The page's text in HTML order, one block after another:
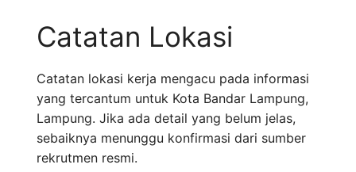
Catatan Lokasi
Catatan lokasi kerja mengacu pada informasi
yang tercantum untuk Kota Bandar Lampung,
Lampung. Jika ada detail yang belum jelas,
sebaiknya menunggu konfirmasi dari sumber
rekrutmen resmi.